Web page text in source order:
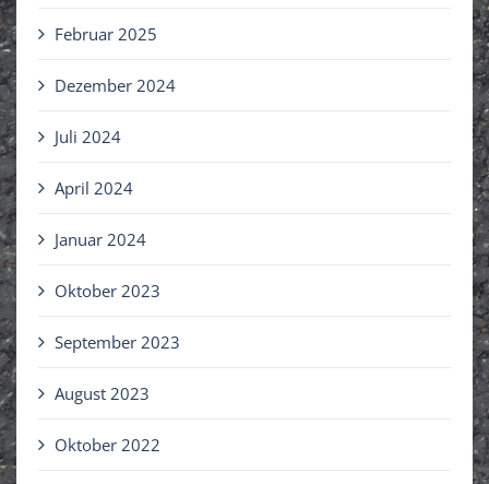
Februar 2025
Dezember 2024
Juli 2024
April 2024
Januar 2024
Oktober 2023
September 2023
August 2023
Oktober 2022